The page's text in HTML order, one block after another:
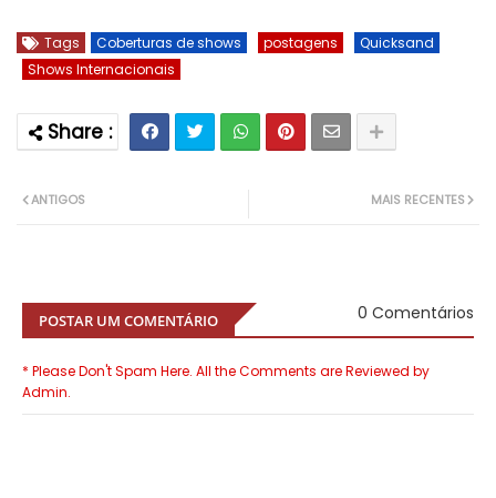
Tags Coberturas de shows postagens
Quicksand
Shows Internacionais
MAIS RECENTES
ANTIGOS
POSTAR UM COMENTÁRIO 0 Comentários
* Please Don't Spam Here. All the Comments are Reviewed by
Admin.